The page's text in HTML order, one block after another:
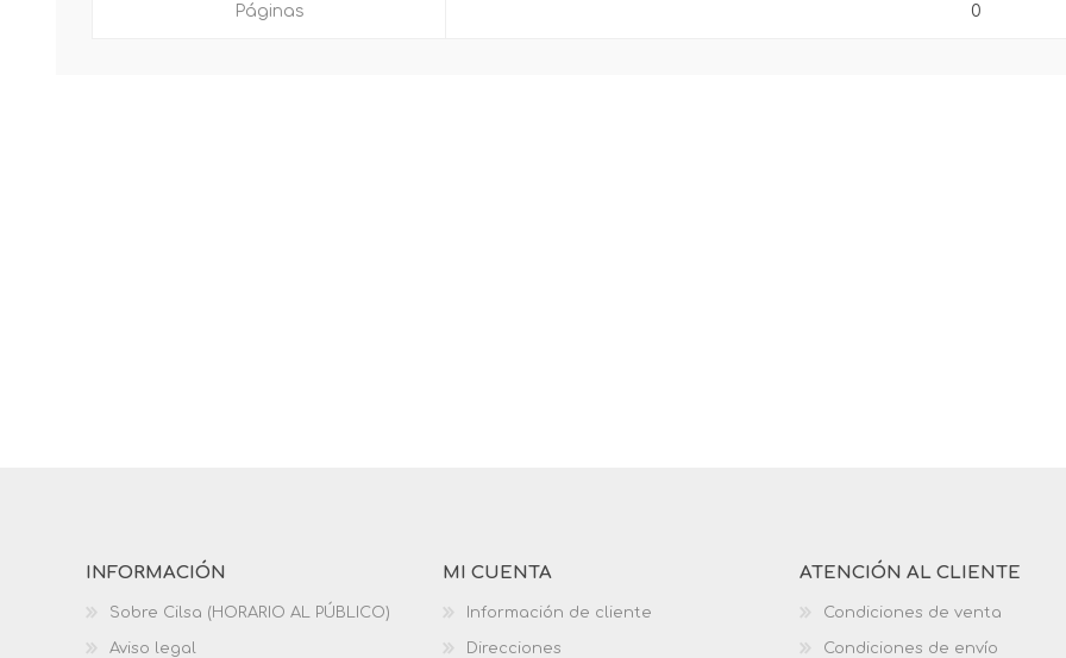
Páginas 0
INFORMACIÓN
Sobre Cilsa (HORARIO AL PÚBLICO)
Aviso legal
MI CUENTA
Información de cliente
Direcciones
ATENCIÓN AL CLIENTE
Condiciones de venta
Condiciones de envío